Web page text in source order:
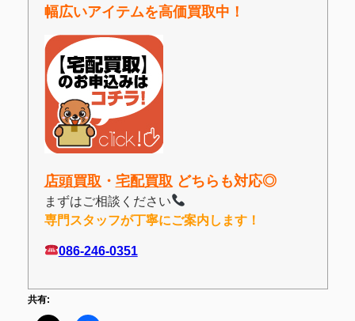
幅広いアイテムを高価買取中！
店頭買取 ・ 宅配買取 どちらも対応◎
まずはご相談ください
専門スタッフが丁寧にご案内します！
086-246-0351
共有: